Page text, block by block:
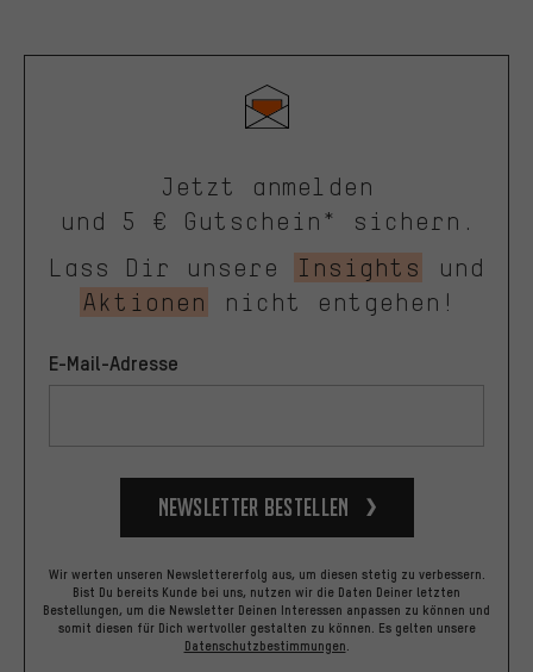
Jetzt anmelden
und 5 € Gutschein* sichern.
Lass Dir unsere
Insights
und
Aktionen
nicht entgehen!
E-Mail-Adresse
Newsletter bestellen
Wir werten unseren Newslettererfolg aus, um diesen stetig zu verbessern.
Bist Du bereits Kunde bei uns, nutzen wir die Daten Deiner letzten
Bestellungen, um die Newsletter Deinen Interessen anpassen zu können und
somit diesen für Dich wertvoller gestalten zu können. Es gelten unsere
Datenschutzbestimmungen.